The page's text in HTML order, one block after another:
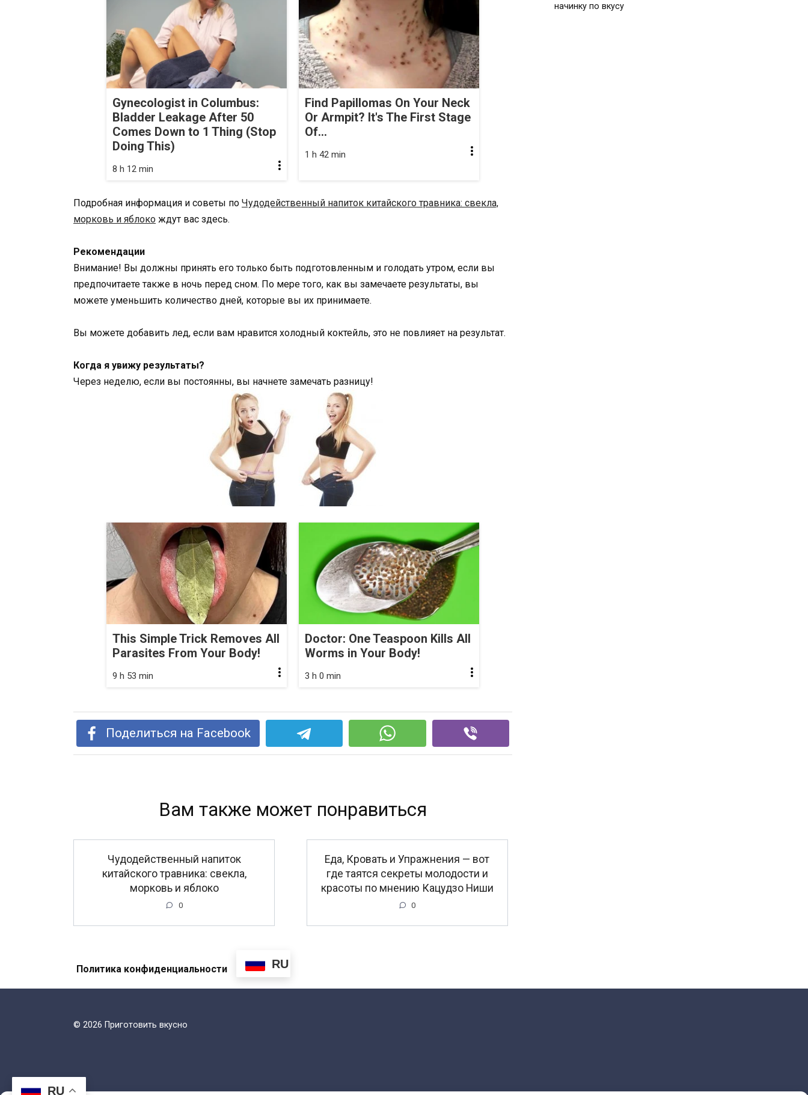
Gynecologist in Columbus:
Bladder Leakage After 50
Comes Down to 1 Thing (Stop
Doing This)
8 h 12 min
Find Papillomas On Your Neck
Or Armpit? It's The First Stage
Of...
1 h 42 min
Подробная информация и советы по Чудодейственный напиток китайского травника: свекла,
морковь и яблоко ждут вас здесь.
Рекомендации
Внимание! Вы должны принять его только быть подготовленным и голодать утром, если вы
предпочитаете также в ночь перед сном. По мере того, как вы замечаете результаты, вы
можете уменьшить количество дней, которые вы их принимаете.
Вы можете добавить лед, если вам нравится холодный коктейль, это не повлияет на результат.
Когда я увижу результаты?
Через неделю, если вы постоянны, вы начнете замечать разницу!
This Simple Trick Removes All
Parasites From Your Body!
9 h 53 min
Doctor: One Teaspoon Kills All
Worms in Your Body!
3 h 0 min
Поделиться на Facebook
Вам также может понравиться
Чудодейственный напиток
китайского травника: свекла,
морковь и яблоко
0
Еда, Кровать и Упражнения — вот
где таятся секреты молодости и
красоты по мнению Кацудзо Ниши
0
начинку по вкусу
Политика конфиденциальности RU
© 2026 Приготовить вкусно
RU